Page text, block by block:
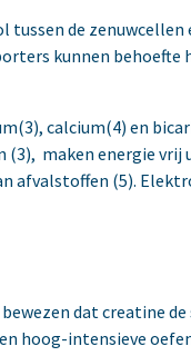
de zenuwcellen
kunnen behoefte
calcium(4) en
(3), maken energie vrij
afvalstoffen (5).
dat creatine
hoog-intensieve